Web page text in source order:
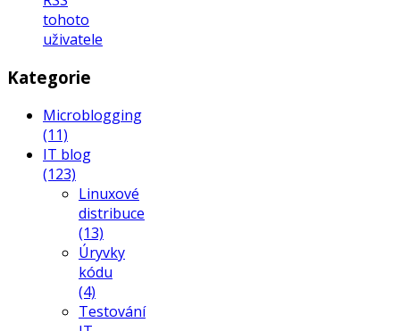
tohoto
uživatele
Kategorie
Microblogging
(11)
IT blog
(123)
Linuxové
distribuce
(13)
Úryvky
kódu
(4)
Testování